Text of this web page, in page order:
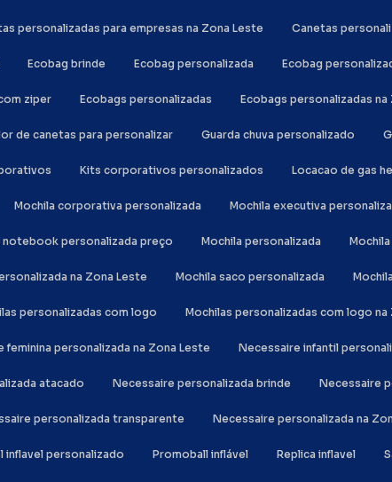
personalizadas para empresas na Zona Leste Canetas
Ecobag brinde Ecobag personalizada Ecobag
ziper Ecobags personalizadas Ecobags personalizadas
de canetas para personalizar Guarda chuva personalizado
Kits corporativos personalizados Locacao de gas
Mochila corporativa personalizada Mochila executiva
notebook personalizada preço Mochila personalizada
na Zona Leste Mochila saco personalizada
personalizadas com logo Mochilas personalizadas com logo
feminina personalizada na Zona Leste Necessaire infantil
atacado Necessaire personalizada brinde Necessaire
personalizada transparente Necessaire personalizada na
inflavel personalizado Promoball inflável Replica inflavel